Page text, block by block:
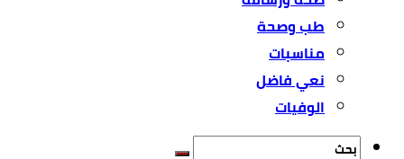
طب وصحة
مناسبات
نعي فاضل
الوفيات